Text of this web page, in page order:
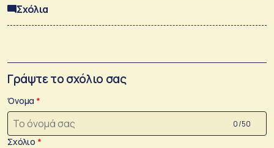
Σχόλια
Γράψτε το σχόλιο σας
Όνομα
0 /50
Σχόλιο